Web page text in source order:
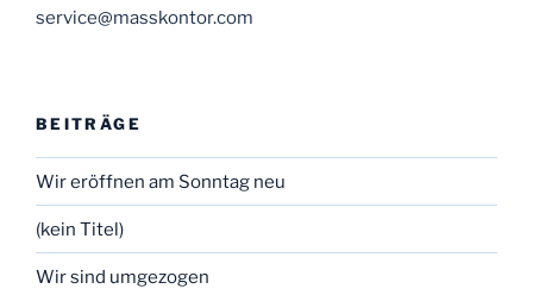
service@masskontor.com
BEITRÄGE
Wir eröffnen am Sonntag neu
(kein Titel)
Wir sind umgezogen